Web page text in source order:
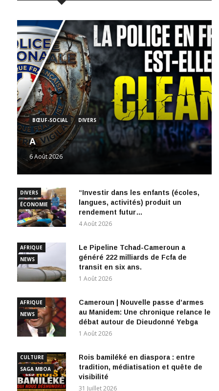
BŒUF-SOCIAL DIVERS
A
6 Août 2026
DIVERS
ÉCONOMIE
“Investir dans les enfants (écoles,
langues, activités) produit un
rendement futur…
4 Août 2026
AFRIQUE
NEWS
Le Pipeline Tchad-Cameroun a
généré 222 milliards de Fcfa de
transit en six ans.
1 Août 2026
AFRIQUE
NEWS
Cameroun | Nouvelle passe d’armes
au Manidem: Une chronique relance le
débat autour de Dieudonné Yebga
1 Août 2026
CULTURE
SAGA MBOA
Rois bamiléké en diaspora : entre
tradition, médiatisation et quête de
visibilité
31 Juillet 2026